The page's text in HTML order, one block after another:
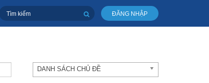
ĐĂNG NHẬP
DANH SÁCH CHỦ ĐỀ